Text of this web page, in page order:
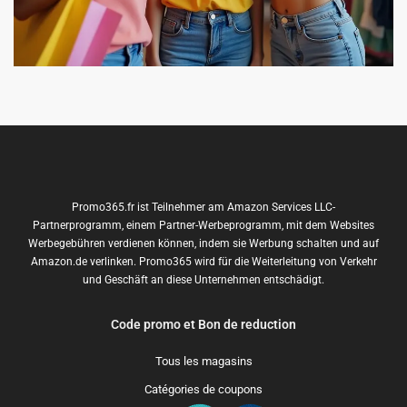
Promo365.fr ist Teilnehmer am Amazon Services LLC-
Partnerprogramm, einem Partner-Werbeprogramm, mit dem Websites
Werbegebühren verdienen können, indem sie Werbung schalten und auf
Amazon.de verlinken. Promo365 wird für die Weiterleitung von Verkehr
und Geschäft an diese Unternehmen entschädigt.
Code promo et Bon de reduction
Tous les magasins
Catégories de coupons